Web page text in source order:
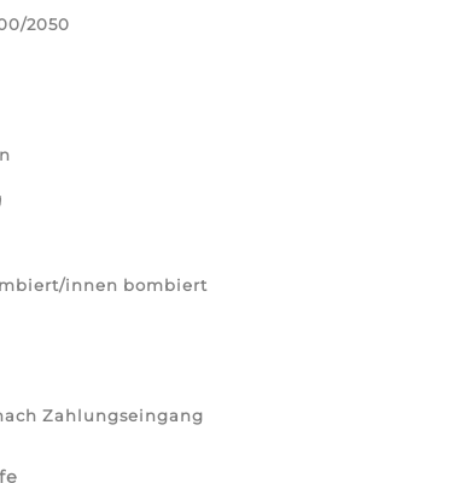
2050
innen bombiert
Zahlungseingang